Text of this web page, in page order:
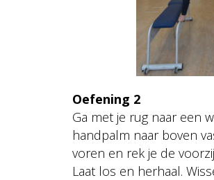
Oefening 2
Ga met je rug naar een
handpalm naar boven
voren en rek je de
Laat los en herhaal.